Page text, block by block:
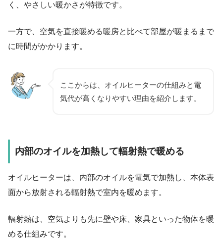
く、やさしい暖かさが特徴です。
一方で、空気を直接暖める暖房と比べて部屋が暖まるまで
に時間がかかります。
ここからは、オイルヒーターの仕組みと電
気代が高くなりやすい理由を紹介します。
内部のオイルを加熱して輻射熱で暖める
オイルヒーターは、内部のオイルを電気で加熱し、本体表
面から放射される輻射熱で室内を暖めます。
輻射熱は、空気よりも先に壁や床、家具といった物体を暖
める仕組みです。